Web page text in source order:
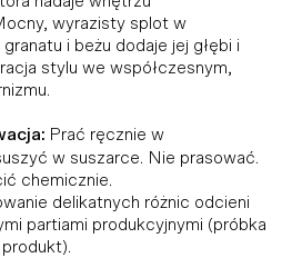
wyrazisty splot w
i beżu dodaje jej głębi i
stylu we współczesnym,
Prać ręcznie w
w suszarce. Nie prasować.
chemicznie.
delikatnych różnic odcieni
partiami produkcyjnymi (próbka